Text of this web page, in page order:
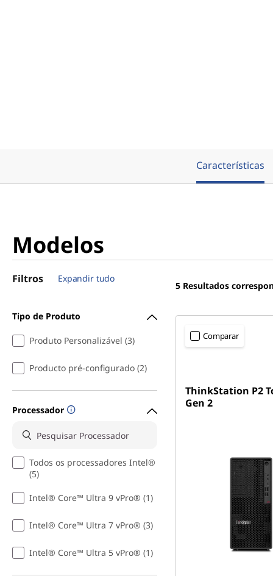
Características
Modelos
Filtros Expandir tudo
Tipo de Produto
Produto Personalizável (3)
Producto pré-configurado (2)
Processador
Todos os processadores Intel®
(5)
Intel® Core™ Ultra 9 vPro® (1)
Intel® Core™ Ultra 7 vPro® (3)
Intel® Core™ Ultra 5 vPro® (1)
5 Resultados
Comparar
ThinkStation P2
Gen 2